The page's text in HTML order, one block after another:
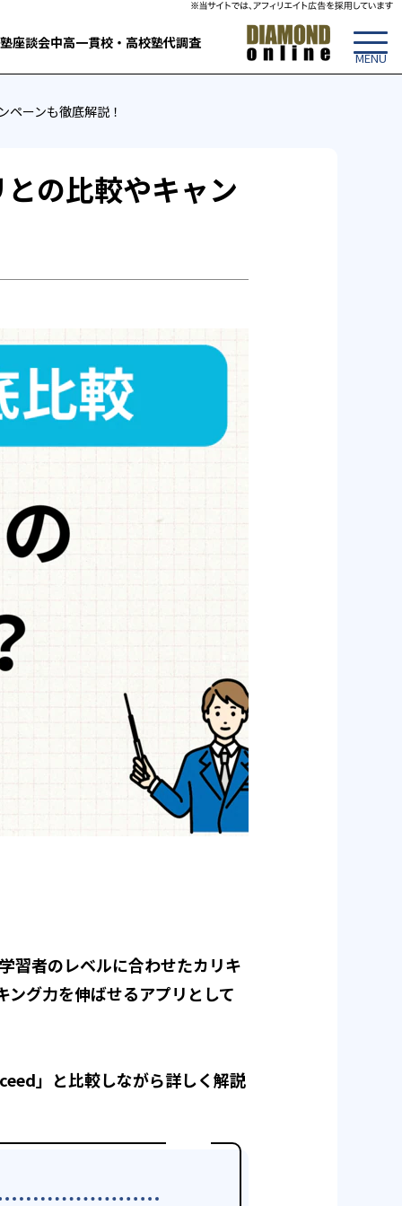
座談会中高一貫校・高校塾代調査
ーンも徹底解説！
の比較やキャン
者のレベルに合わせたカリキ
グ力を伸ばせるアプリとして
」と比較しながら詳しく解説